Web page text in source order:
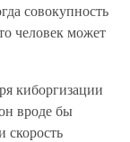
совокупность
человек может
киборгизации
вроде бы
скорость